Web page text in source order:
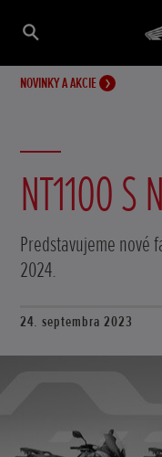
NOVINKY A AKCIE
NT1100 S
Predstavujeme nové
2024.
24. septembra 2023